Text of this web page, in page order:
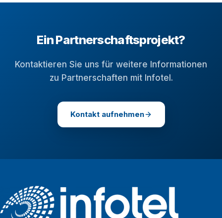
Ein Partnerschaftsprojekt?
Kontaktieren Sie uns für weitere Informationen
zu Partnerschaften mit Infotel.
Kontakt aufnehmen